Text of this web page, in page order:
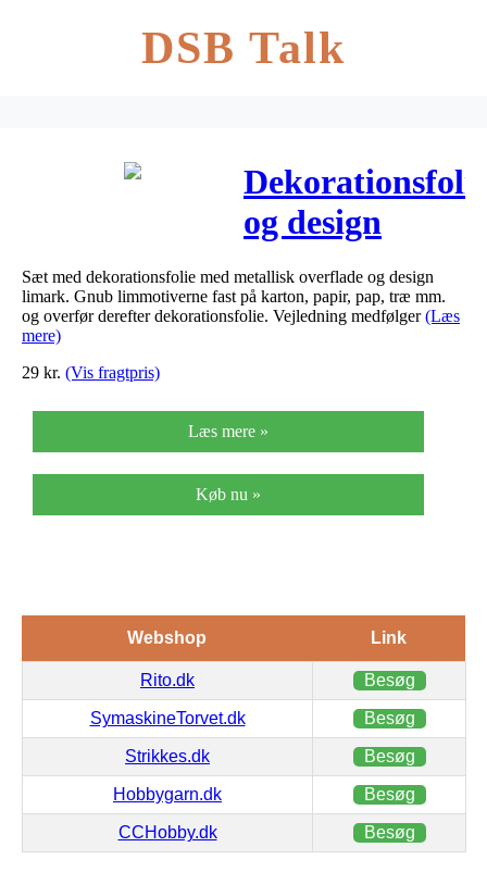
DSB Talk
og design
limark, ark
15×15 cm,
flettehjerter,
4ark
Sæt med dekorationsfolie med metallisk overflade og design
limark. Gnub limmotiverne fast på karton, papir, pap, træ mm.
og overfør derefter dekorationsfolie. Vejledning medfølger(Læs
mere)
29 kr. (Vis fragtpris)
Læs mere »
Køb nu »
Webshop Link
Rito.dk Besøg
SymaskineTorvet.dk Besøg
Strikkes.dk Besøg
Hobbygarn.dk Besøg
CCHobby.dk Besøg